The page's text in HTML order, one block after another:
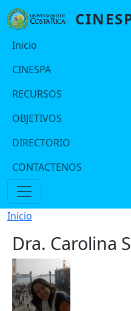
Pasar al contenido principal
Navegación principal
Inicio
CINESPA
RECURSOS
OBJETIVOS
DIRECTORIO
CONTACTENOS
Ruta de
Inicio
Dra. Carolina